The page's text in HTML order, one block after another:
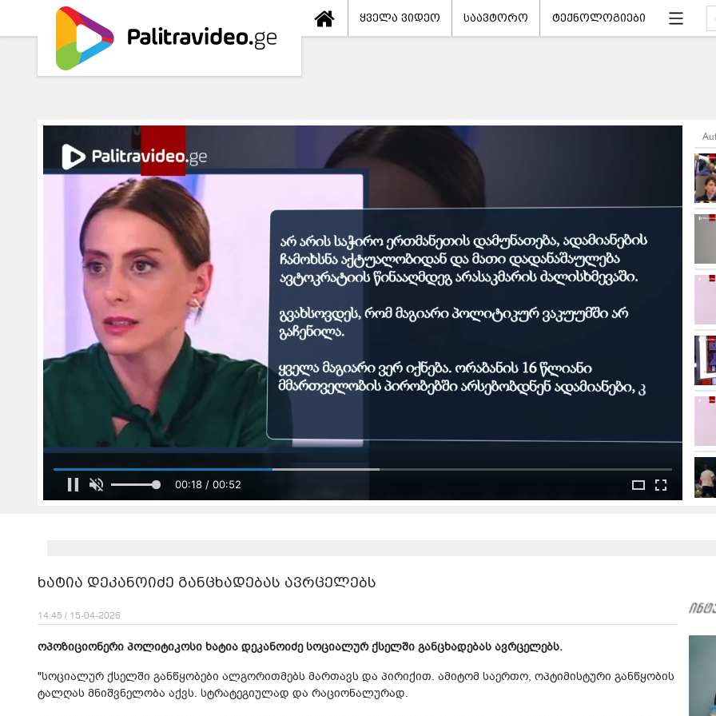
ყველა ვიდეო საავტორო ტექნოლოგიები
00:20 / 00:52
ხატია დეკანოიძე განცხადებას ავრცელებს
14:45 / 15-04-2026
ოპოზიციონერი პოლიტიკოსი ხატია დეკანოიძე სოციალურ ქსელში განცხადებას ავრცელებს.
"სოციალურ ქსელში განწყობები ალგორითმებს მართავს და პირიქით. ამიტომ საერთო, ოპტიმისტური განწყობის
ტალღას მნიშვნელობა აქვს. სტრატეგიულად და რაციონალურად.